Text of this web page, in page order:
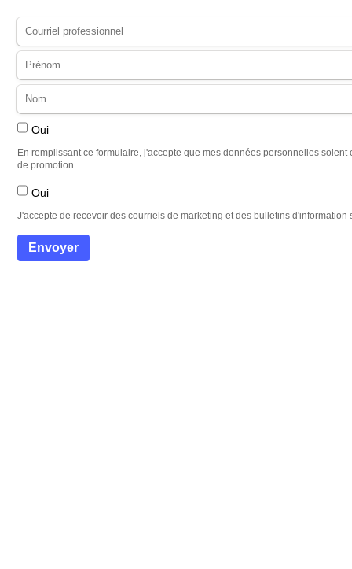
Oui
En remplissant ce formulaire, j'accepte que mes données personnelles
de promotion.
Oui
J'accepte de recevoir des courriels de marketing et des bulletins